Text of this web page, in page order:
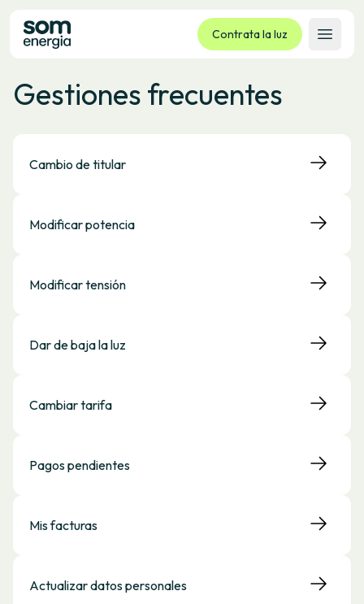
Contrata la luz
Abrir
Tarifas
Empresas
Trámites
Idioma: ES CA GL
Gestiones frecuentes
Cambio de titular
Modificar potencia
Modificar tensión
Dar de baja la luz
Cambiar tarifa
Pagos pendientes
Mis facturas
Actualizar datos personales